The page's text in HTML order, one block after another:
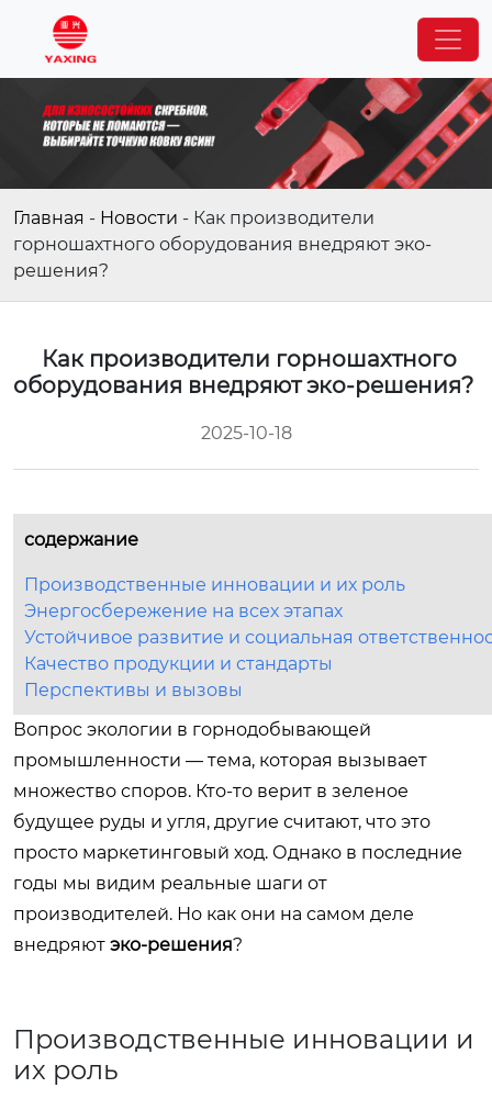
Главная - Новости - Как производители
горношахтного оборудования внедряют эко-
решения?
Как производители горношахтного
оборудования внедряют эко-решения?
2025-10-18
содержание
Производственные инновации и их роль
Энергосбережение на всех этапах
Устойчивое развитие и социальная
Качество продукции и стандарты
Перспективы и вызовы
Вопрос экологии в горнодобывающей
промышленности — тема, которая вызывает
множество споров. Кто-то верит в зеленое
будущее руды и угля, другие считают, что это
просто маркетинговый ход. Однако в последние
годы мы видим реальные шаги от
производителей. Но как они на самом деле
внедряют эко-решения?
Производственные инновации и
их роль